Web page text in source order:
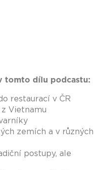
tomto dílu podcastu:
restaurací v ČR
Vietnamu
zemích a v různých
postupy, ale